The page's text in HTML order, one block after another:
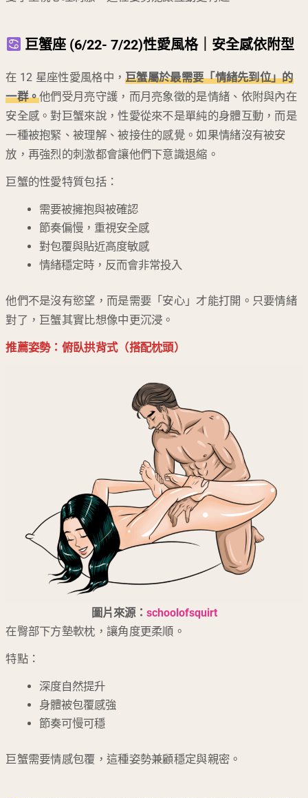
巨蟹座 (6/22- 7/22)性愛風格｜安全感依附型
在 12 星座性愛風格中，巨蟹屬於最需要「情緒先到位」的
一群。他們受月亮守護，而月亮象徵的是情緒、依附與內在
安全感。對巨蟹來說，性愛從來不是單純的身體互動，而是
一種被抱緊、被理解、被接住的感覺。如果情緒沒有被安
放，再強烈的刺激都會讓他們下意識退縮。
巨蟹的性愛特質包括：
需要被擁抱與被確認
節奏偏慢，重視安全感
對包覆與貼近高度敏感
情緒穩定時，反而會非常投入
他們不是沒有慾望，而是需要「安心」才能打開。只要情緒
對了，巨蟹其實比想像中更沉浸。
推薦姿勢：俯臥拱背式（搭配枕頭）
圖片來源： schoolofsquirt
在臀部下方墊軟枕，讓角度更柔順。
特點：
深度自然提升
身體被包覆感強
節奏可慢可穩
巨蟹需要情感包覆，這種姿勢兼顧穩定與親密。